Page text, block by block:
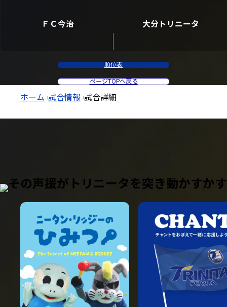
ＦＣ今治 大分トリニータ
順位表
ページTOPへ戻る
ホーム 試合情報 試合詳細